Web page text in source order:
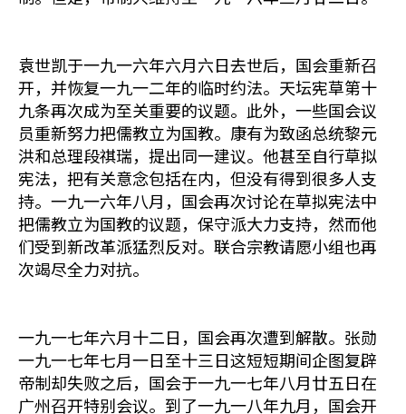
袁世凯于一九一六年六月六日去世后，国会重新召
开，并恢复一九一二年的临时约法。天坛宪草第十
九条再次成为至关重要的议题。此外，一些国会议
员重新努力把儒教立为国教。康有为致函总统黎元
洪和总理段祺瑞，提出同一建议。他甚至自行草拟
宪法，把有关意念包括在内，但没有得到很多人支
持。一九一六年八月，国会再次讨论在草拟宪法中
把儒教立为国教的议题，保守派大力支持，然而他
们受到新改革派猛烈反对。联合宗教请愿小组也再
次竭尽全力对抗。
一九一七年六月十二日，国会再次遭到解散。张勋
一九一七年七月一日至十三日这短短期间企图复辟
帝制却失败之后，国会于一九一七年八月廿五日在
广州召开特别会议。到了一九一八年九月，国会开